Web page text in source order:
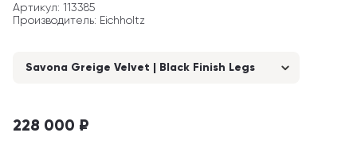
Артикул: 113385
Производитель: Eichholtz
Savona Greige Velvet | Black Finish Legs
228 000 ₽